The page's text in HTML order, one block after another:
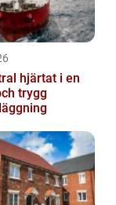
i en
trygg